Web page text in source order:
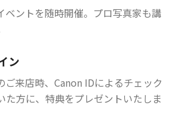
ベントを随時開催。プロ写真家も講
ン
ご来店時、Canon IDによるチェック
た方に、特典をプレゼントいたしま